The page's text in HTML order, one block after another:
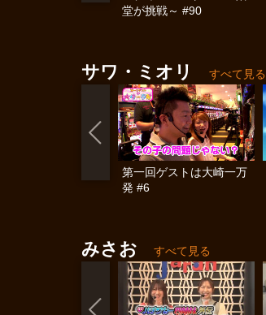
堂が挑戦～ #90
サワ・ミオリ すべて見る
第一回ゲストは大崎一万
発 #6
みさお すべて見る